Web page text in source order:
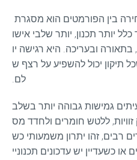
יותר תכנון, יותר שלבי אישו
ובעריכה. היא רגישה יו
תיקון יכול להשפיע על רצף ש
לם.
גמישות גבוהה יותר בשלב
ללטש חומרים ולחדד מס
רבים, זהו יתרון משמעותי כש
או כשעדיין יש עדכונים תכנוניי